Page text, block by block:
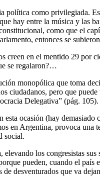
política como privilegiada.
hay entre la música y las
como que el
entonces se
creen en el mentido 29 por
se regalaron?…
monopólica que toma
ciudadanos, pero que
Delegativa” (pág. 105).
ocasión (hay
en Argentina, provoca una
social.
los congresistas
pueden, cuando el
desventurados que va